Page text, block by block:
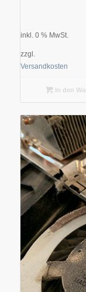
inkl. 0 % MwSt.
zzgl.
Versandkosten
In den